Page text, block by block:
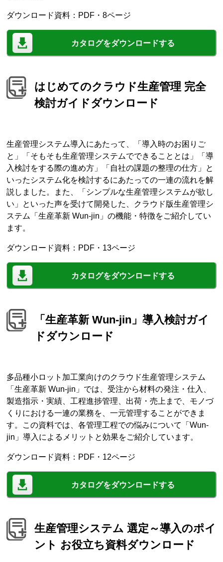
ダウンロード資料：PDF・8ページ
カタログをダウンロードする
はじめてのクラウド生産管理 完全
検討ガイドダウンロード
生産管理システム導入にあたって、「導入時のお困りご
と」「そもそも生産管理システムでできることとは」「導
入検討をする際の進め方」「自社の課題の整理の仕方」と
いったシステム化を検討するにあたっての一連の流れを解
説しました。また、「シンプルな生産管理システムが欲し
い」といった声を受けて開発した、クラウド版生産管理シ
ステム「生産革新 Wun-jin」の機能・特徴をご紹介してい
ます。
ダウンロード資料：PDF・13ページ
カタログをダウンロードする
「生産革新 Wun-jin」導入検討ガイ
ドダウンロード
多品種小ロット加工業向けのクラウド生産管理システム
「生産革新 Wun-jin」では、受注から材料の発注・仕入、
製造指示・実績、工程進捗管理、出荷・売上まで、モノづ
くりにおける一連の業務を、一元管理することができま
す。この資料では、各管理工程での悩みについて「Wun-
jin」導入によるメリットと効果をご紹介しています。
ダウンロード資料：PDF・12ページ
カタログをダウンロードする
生産管理システム 選定～導入のポイ
ント お役立ち資料ダウンロード